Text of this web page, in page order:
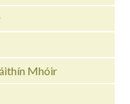
Mhóir